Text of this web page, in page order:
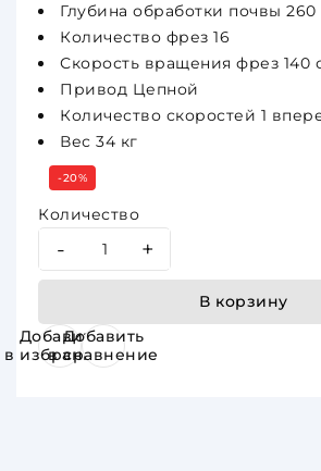
Глубина обработки почвы
Количество фрез 16
Скорость вращения фрез 140
Привод Цепной
Количество скоростей 1
Вес 34 кг
-20%
Количество
- +
В корзину
Добавить
в избранное
Добавить
в сравнение